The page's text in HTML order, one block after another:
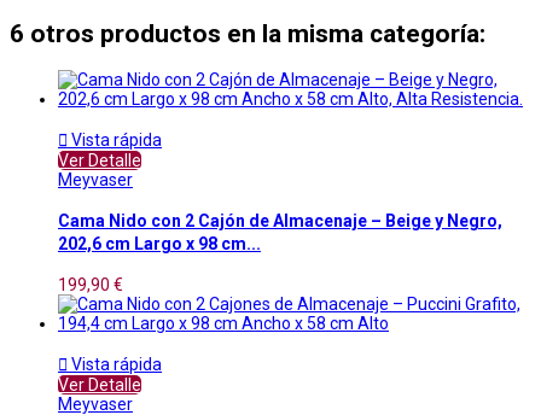
6 otros productos en la misma categoría:
 Vista rápida
Ver Detalle
Meyvaser
Cama Nido con 2 Cajón de Almacenaje – Beige y Negro,
202,6 cm Largo x 98 cm...
199,90 €
 Vista rápida
Ver Detalle
Meyvaser